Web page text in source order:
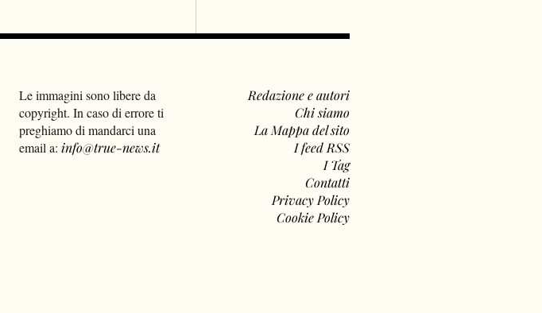
Le immagini sono libere da
copyright. In caso di errore ti
preghiamo di mandarci una
email a: info@true-news.it
Redazione e autori
Chi siamo
La Mappa del sito
I feed RSS
I Tag
Contatti
Privacy Policy
Cookie Policy